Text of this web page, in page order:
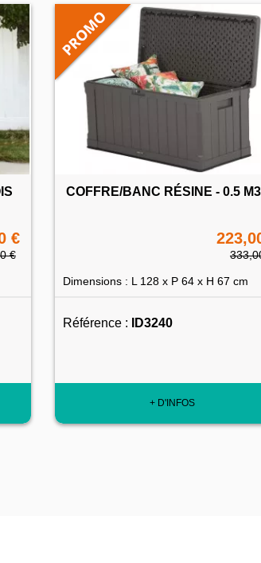
€
€
COFFRE/BANC RÉSINE - 0.5 M3
Dimensions : L 128 x P 64 x H 67 cm
Référence : ID3240
+ D'INFOS